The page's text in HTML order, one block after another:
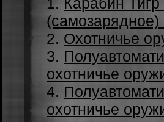
(самозарядное)
Охотничье
охотничье
охотничье